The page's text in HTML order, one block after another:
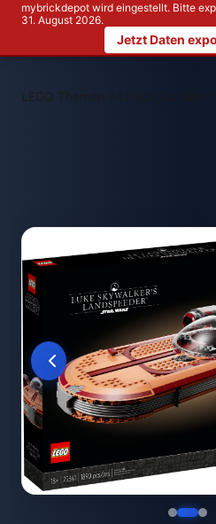
mybrickdepot wird eingestellt. Bitte
31. August 2026.
Jetzt Daten
LEGO Themen >